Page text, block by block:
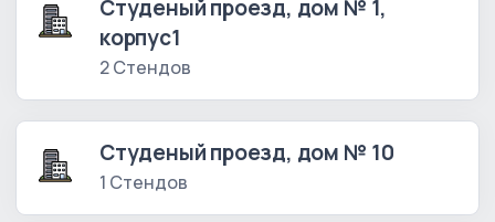
Студеный проезд, дом № 1,
корпус1
2 Стендов
Студеный проезд, дом № 10
1 Стендов